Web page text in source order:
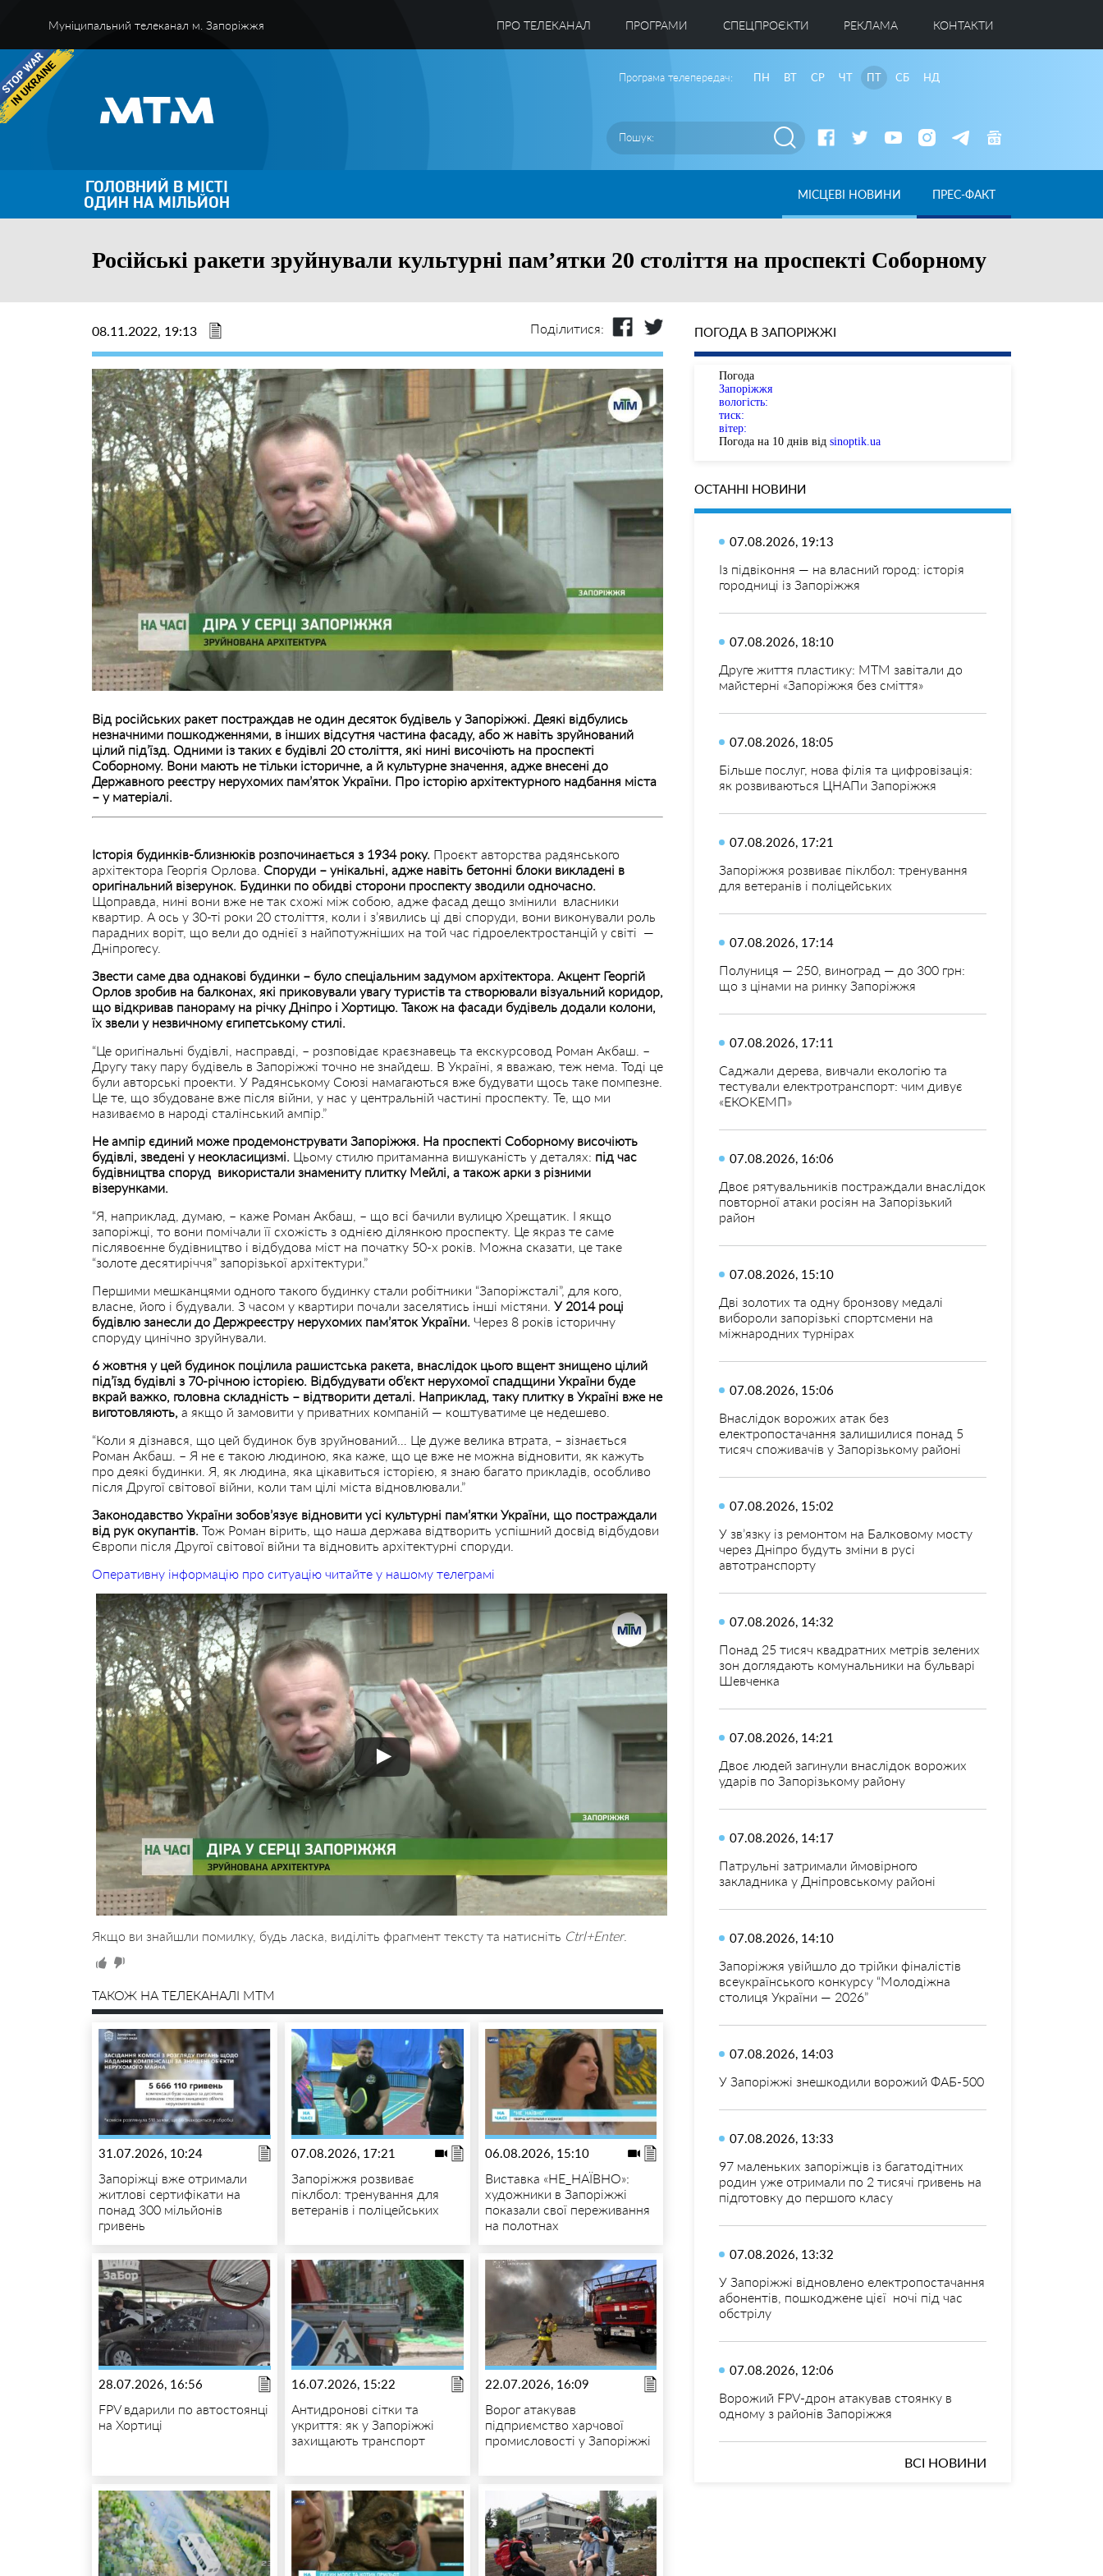
Муніципальний телеканал м. Запоріжжя ПРО ТЕЛЕКАНАЛ ПРОГРАМИ CПЕЦПРОЄКТИ РЕКЛАМА КОНТАКТИ
Програма телепередач: ПН ВТ СР ЧТ ПТ СБ НД
ГОЛОВНИЙ В МІСТІ
ОДИН НА МІЛЬЙОН МІСЦЕВІ НОВИНИ ПРЕС-ФАКТ
Російські ракети зруйнували культурні пам’ятки 20 століття на проспекті Соборному
08.11.2022, 19:13 Поділитися:
Від російських ракет постраждав не один десяток будівель у Запоріжжі. Деякі відбулись
незначними пошкодженнями, в інших відсутня частина фасаду, або ж навіть зруйнований
цілий під’їзд. Одними із таких є будівлі 20 століття, які нині височіють на проспекті
Соборному. Вони мають не тільки історичне, а й культурне значення, адже внесені до
Державного реєстру нерухомих пам’яток України. Про історію архітектурного надбання міста
– у матеріалі.
Історія будинків-близнюків розпочинається з 1934 року. Проєкт авторства радянського
архітектора Георгія Орлова. Споруди – унікальні, адже навіть бетонні блоки викладені в
оригінальний візерунок. Будинки по обидві сторони проспекту зводили одночасно.
Щоправда, нині вони вже не так схожі між собою, адже фасад дещо змінили власники
квартир. А ось у 30-ті роки 20 століття, коли і з’явились ці дві споруди, вони виконували роль
парадних воріт, що вели до однієї з найпотужніших на той час гідроелектростанцій у світі —
Дніпрогесу.
Звести саме два однакові будинки – було спеціальним задумом архітектора. Акцент Георгій
Орлов зробив на балконах, які приковували увагу туристів та створювали візуальний коридор,
що відкривав панораму на річку Дніпро і Хортицю. Також на фасади будівель додали колони,
їх звели у незвичному єгипетському стилі.
“Це оригінальні будівлі, насправді, – розповідає краєзнавець та екскурсовод Роман Акбаш. –
Другу таку пару будівель в Запоріжжі точно не знайдеш. В Україні, я вважаю, теж нема. Тоді це
були авторські проекти. У Радянському Союзі намагаються вже будувати щось таке помпезне.
Це те, що збудоване вже після війни, у нас у центральній частині проспекту. Те, що ми
називаємо в народі сталінський ампір.”
Не ампір єдиний може продемонструвати Запоріжжя. На проспекті Соборному височіють
будівлі, зведені у неокласицизмі. Цьому стилю притаманна вишуканість у деталях: під час
будівництва споруд використали знамениту плитку Мейлі, а також арки з різними
візерунками.
“Я, наприклад, думаю, – каже Роман Акбаш, – що всі бачили вулицю Хрещатик. І якщо
запоріжці, то вони помічали її схожість з однією ділянкою проспекту. Це якраз те саме
післявоєнне будівництво і відбудова міст на початку 50-х років. Можна сказати, це таке
“золоте десятиріччя” запорізької архітектури.”
Першими мешканцями одного такого будинку стали робітники “Запоріжсталі”, для кого,
власне, його і будували. З часом у квартири почали заселятись інші містяни. У 2014 році
будівлю занесли до Держреєстру нерухомих пам’яток України. Через 8 років історичну
споруду цинічно зруйнували.
6 жовтня у цей будинок поцілила рашистська ракета, внаслідок цього вщент знищено цілий
під’їзд будівлі з 70-річною історією. Відбудувати об’єкт нерухомої спадщини України буде
вкрай важко, головна складність – відтворити деталі. Наприклад, таку плитку в Україні вже не
виготовляють, а якщо й замовити у приватних компаній — коштуватиме це недешево.
“Коли я дізнався, що цей будинок був зруйнований… Це дуже велика втрата, – зізнається
Роман Акбаш. – Я не є такою людиною, яка каже, що це вже не можна відновити, як кажуть
про деякі будинки. Я, як людина, яка цікавиться історією, я знаю багато прикладів, особливо
після Другої світової війни, коли там цілі міста відновлювали.”
Законодавство України зобов’язує відновити усі культурні пам’ятки України, що постраждали
від рук окупантів. Тож Роман вірить, що наша держава відтворить успішний досвід відбудови
Європи після Другої світової війни та відновить архітектурні споруди.
Оперативну інформацію про ситуацію читайте у нашому телеграмі
Якщо ви знайшли помилку, будь ласка, виділіть фрагмент тексту та натисніть Ctrl+Enter.
ТАКОЖ НА ТЕЛЕКАНАЛІ MTM
31.07.2026, 10:24
Запоріжці вже отримали
житлові сертифікати на
понад 300 мільйонів
гривень
07.08.2026, 17:21
Запоріжжя розвиває
піклбол: тренування для
ветеранів і поліцейських
06.08.2026, 15:10
Виставка «НЕ_НАЇВНО»:
художники в Запоріжжі
показали свої переживання
на полотнах
28.07.2026, 16:56
FPV вдарили по автостоянці
на Хортиці
16.07.2026, 15:22
Антидронові сітки та
укриття: як у Запоріжжі
захищають транспорт
22.07.2026, 16:09
Ворог атакував
підприємство харчової
промисловості у Запоріжжі
ПОГОДА В ЗАПОРІЖЖІ
Погода
Запоріжжя
вологість:
тиск:
вітер:
Погода на 10 днів від sinoptik.ua
ОСТАННІ НОВИНИ
07.08.2026, 19:13
Із підвіконня — на власний город: історія
городниці із Запоріжжя
07.08.2026, 18:10
Друге життя пластику: МТМ завітали до
майстерні «Запоріжжя без сміття»
07.08.2026, 18:05
Більше послуг, нова філія та цифровізація:
як розвиваються ЦНАПи Запоріжжя
07.08.2026, 17:21
Запоріжжя розвиває піклбол: тренування
для ветеранів і поліцейських
07.08.2026, 17:14
Полуниця — 250, виноград — до 300 грн:
що з цінами на ринку Запоріжжя
07.08.2026, 17:11
Саджали дерева, вивчали екологію та
тестували електротранспорт: чим дивує
«ЕКОКЕМП»
07.08.2026, 16:06
Двоє рятувальників постраждали внаслідок
повторної атаки росіян на Запорізький
район
07.08.2026, 15:10
Дві золотих та одну бронзову медалі
вибороли запорізькі спортсмени на
міжнародних турнірах
07.08.2026, 15:06
Внаслідок ворожих атак без
електропостачання залишилися понад 5
тисяч споживачів у Запорізькому районі
07.08.2026, 15:02
У зв’язку із ремонтом на Балковому мосту
через Дніпро будуть зміни в русі
автотранспорту
07.08.2026, 14:32
Понад 25 тисяч квадратних метрів зелених
зон доглядають комунальники на бульварі
Шевченка
07.08.2026, 14:21
Двоє людей загинули внаслідок ворожих
ударів по Запорізькому району
07.08.2026, 14:17
Патрульні затримали ймовірного
закладника у Дніпровському районі
07.08.2026, 14:10
Запоріжжя увійшло до трійки фіналістів
всеукраїнського конкурсу “Молодіжна
столиця України — 2026”
07.08.2026, 14:03
У Запоріжжі знешкодили ворожий ФАБ-500
07.08.2026, 13:33
97 маленьких запоріжців із багатодітних
родин уже отримали по 2 тисячі гривень на
підготовку до першого класу
07.08.2026, 13:32
У Запоріжжі відновлено електропостачання
абонентів, пошкоджене цієї ночі під час
обстрілу
07.08.2026, 12:06
Ворожий FPV-дрон атакував стоянку в
одному з районів Запоріжжя
ВСІ НОВИНИ